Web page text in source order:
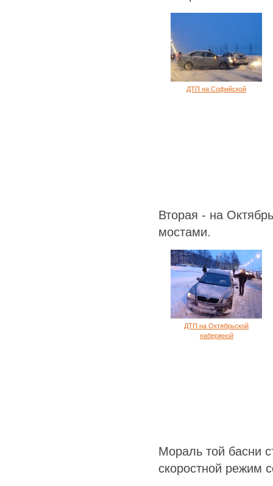
ДТП на Софийской
Вторая - на
мостами.
ДТП на Октябрьской
набержной
Мораль той басни
скоростной режим